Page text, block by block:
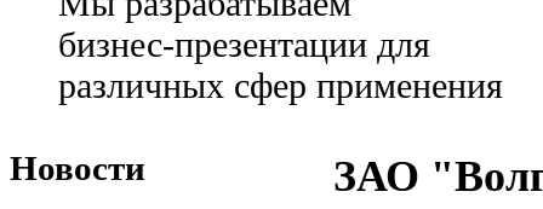
бизнес-презентации для
различных сфер применения
Новости ЗАО